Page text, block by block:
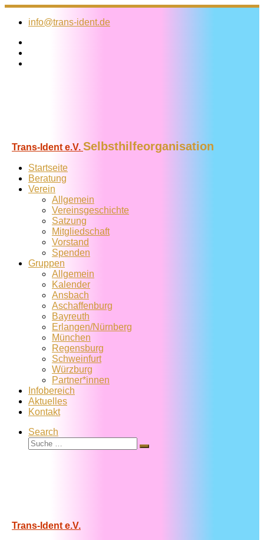
Zum
Inhalt
info@trans-ident.de
Trans-Ident e.V. Selbsthilfeorganisation
Startseite
Beratung
Verein
Allgemein
Vereins­geschichte
Satzung
Mitglied­schaft
Vorstand
Spenden
Gruppen
Allgemein
Kalender
Ansbach
Aschaffenburg
Bayreuth
Erlangen/Nürnberg
München
Regensburg
Schweinfurt
Würzburg
Partner*innen
Infobereich
Aktuelles
Kontakt
Search
Suche
Suche
Trans-Ident e.V.